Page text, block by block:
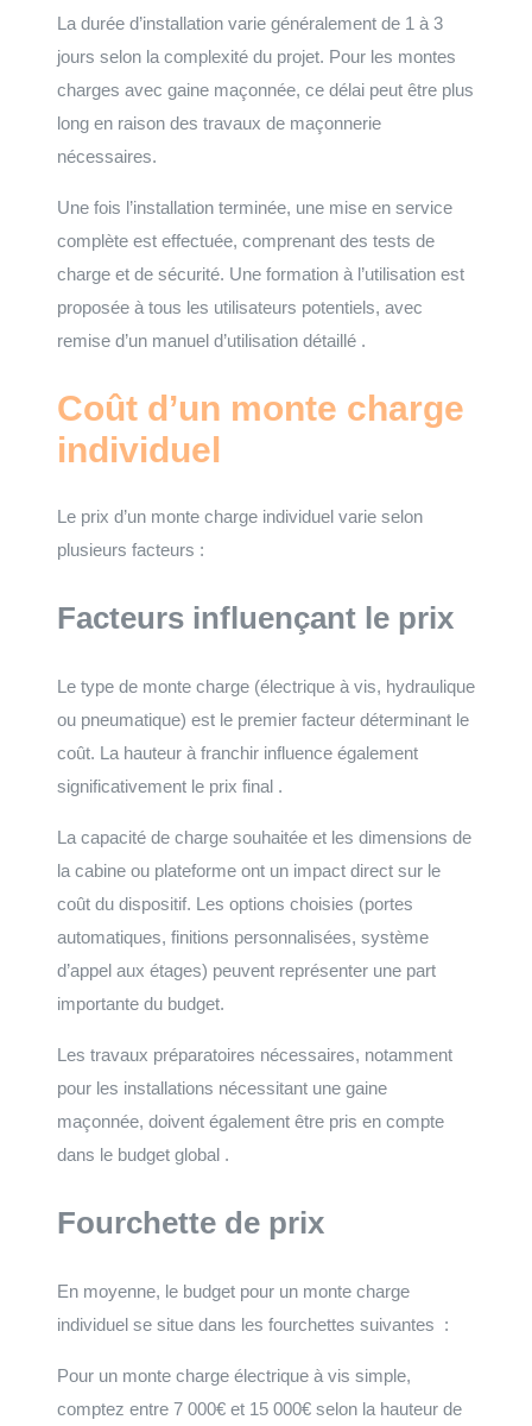
La durée d’installation varie généralement de 1 à 3
jours selon la complexité du projet. Pour les montes
charges avec gaine maçonnée, ce délai peut être plus
long en raison des travaux de maçonnerie
nécessaires.
Une fois l’installation terminée, une mise en service
complète est effectuée, comprenant des tests de
charge et de sécurité. Une formation à l’utilisation est
proposée à tous les utilisateurs potentiels, avec
remise d’un manuel d’utilisation détaillé .
Coût d’un monte charge
individuel
Le prix d’un monte charge individuel varie selon
plusieurs facteurs :
Facteurs influençant le prix
Le type de monte charge (électrique à vis, hydraulique
ou pneumatique) est le premier facteur déterminant le
coût. La hauteur à franchir influence également
significativement le prix final .
La capacité de charge souhaitée et les dimensions de
la cabine ou plateforme ont un impact direct sur le
coût du dispositif. Les options choisies (portes
automatiques, finitions personnalisées, système
d’appel aux étages) peuvent représenter une part
importante du budget.
Les travaux préparatoires nécessaires, notamment
pour les installations nécessitant une gaine
maçonnée, doivent également être pris en compte
dans le budget global .
Fourchette de prix
En moyenne, le budget pour un monte charge
individuel se situe dans les fourchettes suivantes :
Pour un monte charge électrique à vis simple,
comptez entre 7 000€ et 15 000€ selon la hauteur de